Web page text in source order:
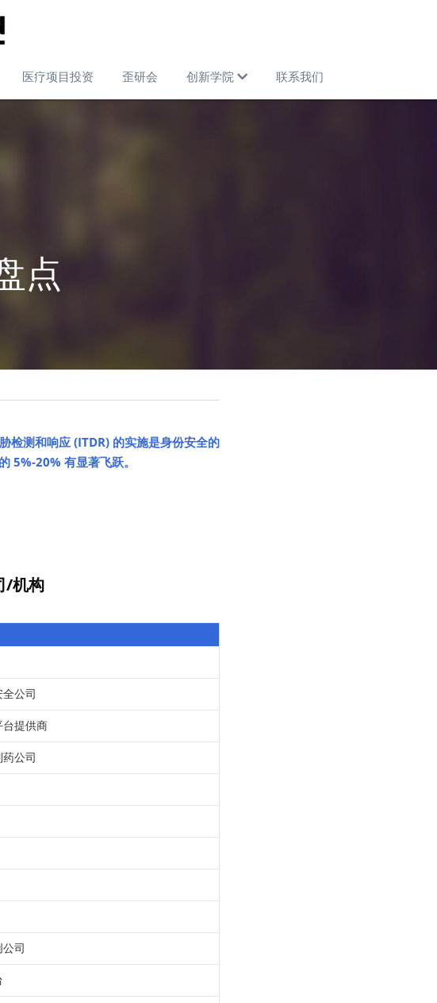
医疗项目投资 歪研会 创新学院 联系我们
点
检测和响应 (ITDR) 的实施是身份安全的
5%-20% 有显著飞跃。
/机构
公司
提供商
公司
司